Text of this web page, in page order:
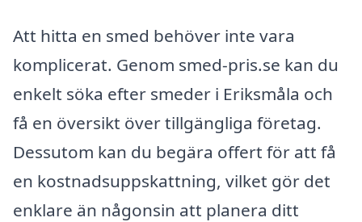
Att hitta en smed behöver inte vara
komplicerat. Genom smed-pris.se kan du
enkelt söka efter smeder i Eriksmåla och
få en översikt över tillgängliga företag.
Dessutom kan du begära offert för att få
en kostnadsuppskattning, vilket gör det
enklare än någonsin att planera ditt